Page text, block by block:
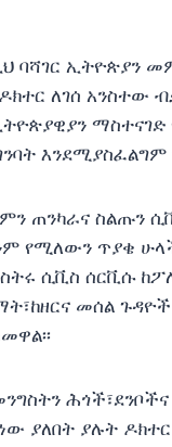
ባሻገር ኢትዮጵያን
ለገሰ አንስተው
እንደሚያስፈልግም
ጠንካራና ስልጡን
የሚለውን ጥያቄ
ሲቪስ ሰርቪሱ
መሰል
ያለበት ያሉት